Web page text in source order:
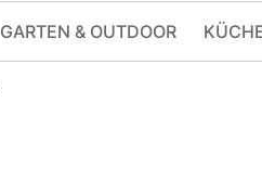
GARTEN & OUTDOOR